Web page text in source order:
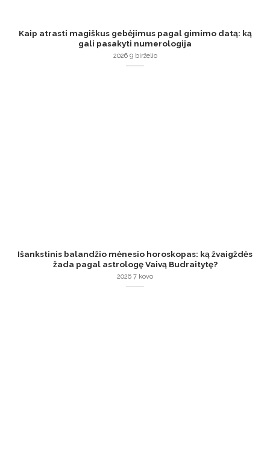
Kaip atrasti magiškus gebėjimus pagal gimimo datą: ką
gali pasakyti numerologija
2026 9 birželio
Išankstinis balandžio mėnesio horoskopas: ką žvaigždės
žada pagal astrologę Vaivą Budraitytę?
2026 7 kovo